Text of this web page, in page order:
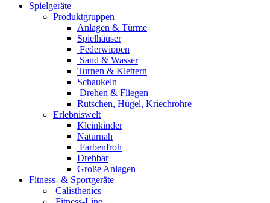
Spielgeräte
Produktgruppen
Anlagen & Türme
Spielhäuser
Federwippen
Sand & Wasser
Turnen & Klettern
Schaukeln
Drehen & Fliegen
Rutschen, Hügel, Kriechrohre
Erlebniswelt
Kleinkinder
Naturnah
Farbenfroh
Drehbar
Große Anlagen
Fitness- & Sportgeräte
Calisthenics